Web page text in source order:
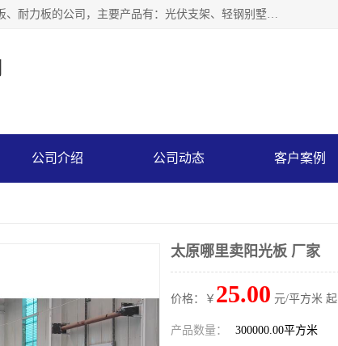
神龙拜耳科技衡水股份有限公司河北一家生产光伏支架，轻钢别墅，阳光板、耐力板的公司，主要产品有：光伏支架、轻钢别墅、阳光板、耐力板、采光板等，公司参与制定了多项标准。
公司介绍 公司动态 客户案例
太原哪里卖阳光板 厂家
价格：￥ 25.00 元/平方米 起
产品数量： 300000.00平方米